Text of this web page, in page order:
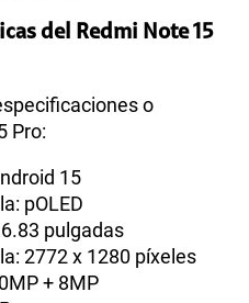
del Redmi Note 15
o
Pro:
15
pOLED
pulgadas
2772 x 1280 píxeles
+ 8MP